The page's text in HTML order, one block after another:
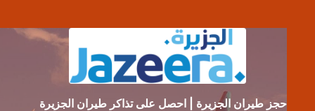
حجز طيران الجزيرة | احصل على تذاكر طيران الجزيرة